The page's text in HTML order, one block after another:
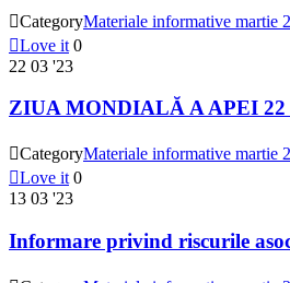
CategoryMateriale informative martie
Love it 0
22 03 '23
ZIUA MONDIALĂ A APEI 22
CategoryMateriale informative martie
Love it 0
13 03 '23
Informare privind riscurile